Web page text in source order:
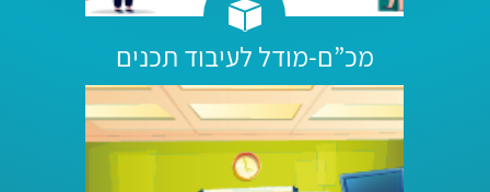
מכ”ם-מודל לעיבוד תכנים